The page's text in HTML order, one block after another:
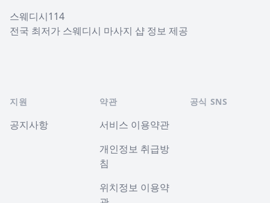
스웨디시114
전국 최저가 스웨디시 마사지 샵 정보 제공
지원
공지사항
약관
서비스 이용약관
개인정보 취급방
침
위치정보 이용약
공식 SNS